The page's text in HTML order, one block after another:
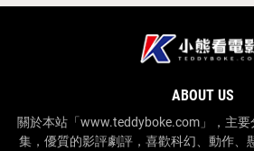
ABOUT US
關於本站「www.teddyboke.com」，主
集，優質的影評劇評，喜歡科幻、動作、